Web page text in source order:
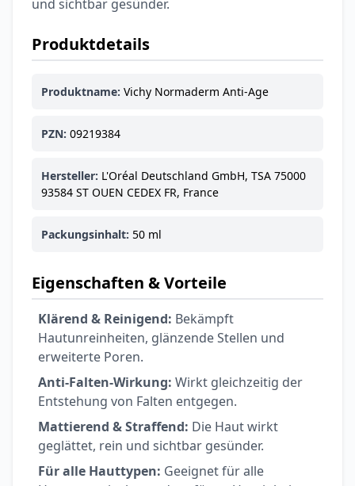
Classic Kondome
14,92 € 16,40 € -9%
Durex Play Feel
6,74 €
La Roche-Posay
LIPIKAR Baume
Dexeryl
die ganze Familie
5,91 € 6,35 € -7%
BEAUTY & PFLEGE
Linola Forte
Shampoo für
juckende, trockene
oder zu
Schuppenflechte
neigende Kopfhaut
12,28 € 16,37 €
ARZNEIMITTEL & GESUNDHEIT
Vagisan Milchsäure
– Zäpfchen zur
pH-Wert-
Stabilisierung
12,89 € 17,47 € -26%
ARZNEIMITTEL & GESUNDHEIT
OHROPAX® Classic
und sichtbar gesünder.
Produktdetails
Produktname: Vichy Normaderm Anti-Age
PZN: 09219384
Hersteller: L'Oréal Deutschland GmbH, TSA 75000
93584 ST OUEN CEDEX FR, France
Packungsinhalt: 50 ml
Eigenschaften & Vorteile
Klärend & Reinigend: Bekämpft
Hautunreinheiten, glänzende Stellen und
erweiterte Poren.
Anti-Falten-Wirkung: Wirkt gleichzeitig der
Entstehung von Falten entgegen.
Mattierend & Straffend: Die Haut wirkt
geglättet, rein und sichtbar gesünder.
Für alle Hauttypen: Geeignet für alle